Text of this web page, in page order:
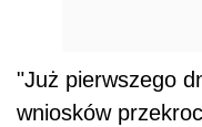
"Już pierwszego
wniosków